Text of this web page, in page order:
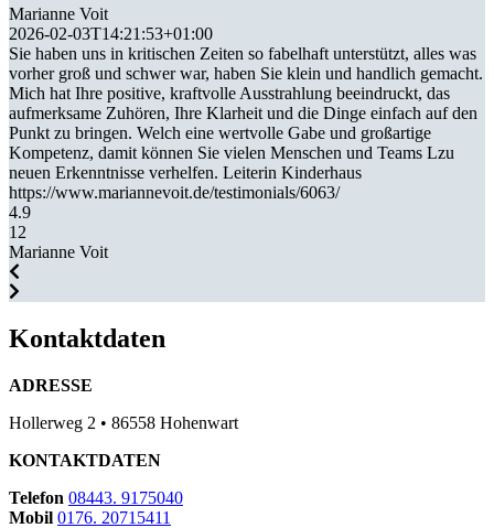
Marianne Voit
2026-02-03T14:21:53+01:00
Sie haben uns in kritischen Zeiten so fabelhaft unterstützt, alles was
vorher groß und schwer war, haben Sie klein und handlich gemacht.
Mich hat Ihre positive, kraftvolle Ausstrahlung beeindruckt, das
aufmerksame Zuhören, Ihre Klarheit und die Dinge einfach auf den
Punkt zu bringen. Welch eine wertvolle Gabe und großartige
Kompetenz, damit können Sie vielen Menschen und Teams Lzu
neuen Erkenntnisse verhelfen. Leiterin Kinderhaus
https://www.mariannevoit.de/testimonials/6063/
4.9
12
Marianne Voit
Kontaktdaten
ADRESSE
Hollerweg 2 • 86558 Hohenwart
KONTAKTDATEN
Telefon 08443. 9175040
Mobil 0176. 20715411